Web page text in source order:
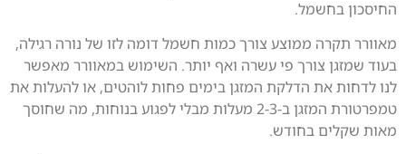
החיסכון בחשמל.
מאוורר תקרה ממוצע צורך כמות חשמל דומה לזו של נורה רגילה,
בעוד שמזגן צורך פי עשרה ואף יותר. השימוש במאוורר מאפשר
לנו לדחות את הדלקת המזגן בימים פחות לוהטים, או להעלות את
טמפרטורת המזגן ב-2-3 מעלות מבלי לפגוע בנוחות, מה שחוסך
מאות שקלים בחודש.